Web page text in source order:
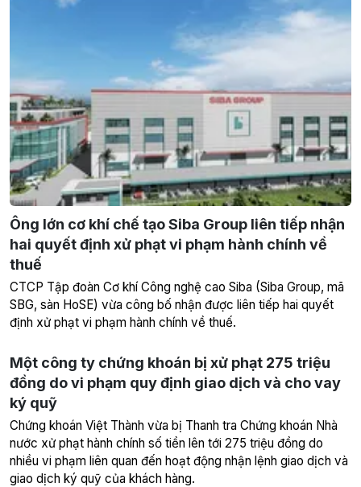
Ông lớn cơ khí chế tạo Siba Group liên tiếp nhận
hai quyết định xử phạt vi phạm hành chính về
thuế
CTCP Tập đoàn Cơ khí Công nghệ cao Siba (Siba Group, mã
SBG, sàn HoSE) vừa công bố nhận được liên tiếp hai quyết
định xử phạt vi phạm hành chính về thuế.
Một công ty chứng khoán bị xử phạt 275 triệu
đồng do vi phạm quy định giao dịch và cho vay
ký quỹ
Chứng khoán Việt Thành vừa bị Thanh tra Chứng khoán Nhà
nước xử phạt hành chính số tiền lên tới 275 triệu đồng do
nhiều vi phạm liên quan đến hoạt động nhận lệnh giao dịch và
giao dịch ký quỹ của khách hàng.